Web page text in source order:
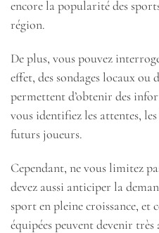
encore la popularité des
région.
De plus, vous pouvez
effet, des sondages locaux ou
permettent d’obtenir des
vous identifiez les attentes,
futurs joueurs.
Cependant, ne vous limitez
devez aussi anticiper la
sport en pleine croissance, et
équipées peuvent devenir